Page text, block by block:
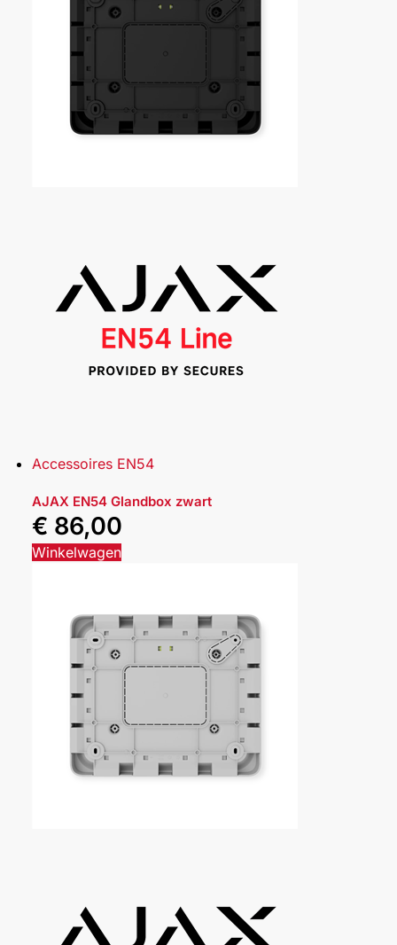
Accessoires EN54
AJAX EN54 Glandbox zwart
€ 86,00
Winkelwagen